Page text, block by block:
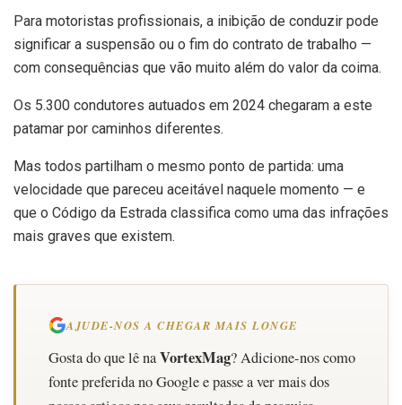
Para motoristas profissionais, a inibição de conduzir pode
significar a suspensão ou o fim do contrato de trabalho —
com consequências que vão muito além do valor da coima.
Os 5.300 condutores autuados em 2024 chegaram a este
patamar por caminhos diferentes.
Mas todos partilham o mesmo ponto de partida: uma
velocidade que pareceu aceitável naquele momento — e
que o Código da Estrada classifica como uma das infrações
mais graves que existem.
AJUDE-NOS A CHEGAR MAIS LONGE
Gosta do que lê naVortexMag? Adicione-nos como
fonte preferida no Google e passe a ver mais dos